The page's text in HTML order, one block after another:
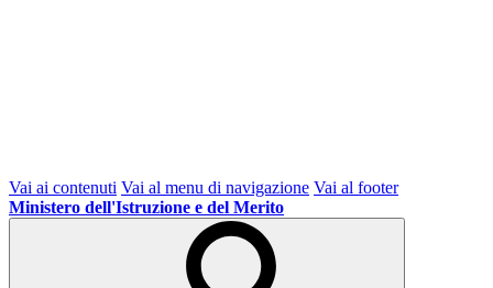
Vai ai contenuti Vai al menu di navigazione Vai al footer
Ministero dell'Istruzione e del Merito